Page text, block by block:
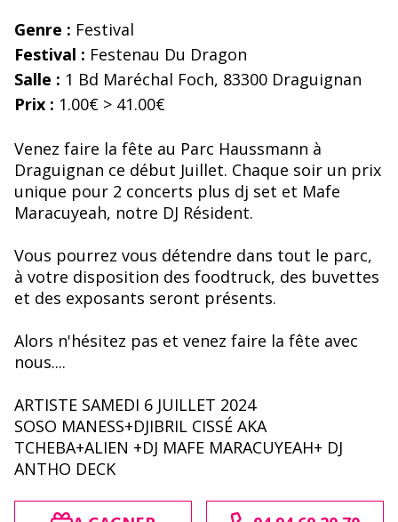
Genre : Festival
Festival : Festenau Du Dragon
Salle : 1 Bd Maréchal Foch, 83300 Draguignan
Prix : 1.00€ > 41.00€
Venez faire la fête au Parc Haussmann à
Draguignan ce début Juillet. Chaque soir un prix
unique pour 2 concerts plus dj set et Mafe
Maracuyeah, notre DJ Résident.
Vous pourrez vous détendre dans tout le parc,
à votre disposition des foodtruck, des buvettes
et des exposants seront présents.
Alors n'hésitez pas et venez faire la fête avec
nous....
ARTISTE SAMEDI 6 JUILLET 2024
SOSO MANESS+DJIBRIL CISSÉ AKA
TCHEBA+ALIEN +DJ MAFE MARACUYEAH+ DJ
ANTHO DECK